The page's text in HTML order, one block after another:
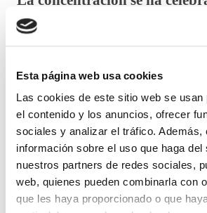
Esta página web usa cookies
Las cookies de este sitio web se usan
el contenido y los anuncios, ofrecer
sociales y analizar el tráfico. Además,
información sobre el uso que haga del
nuestros partners de redes sociales,
web, quienes pueden combinarla con
que les haya proporcionado o que
lemas "STOP ACCIDENTES
LABORALES" y "LAN
Como consecuencia del
la Ertzaintza de Tráfico en accidente
ayer en la localidad de Irura
de prevención de la Ertzaintza se
día 15 de noviembre frente a las
Ertzaintza en Oiartzun, para